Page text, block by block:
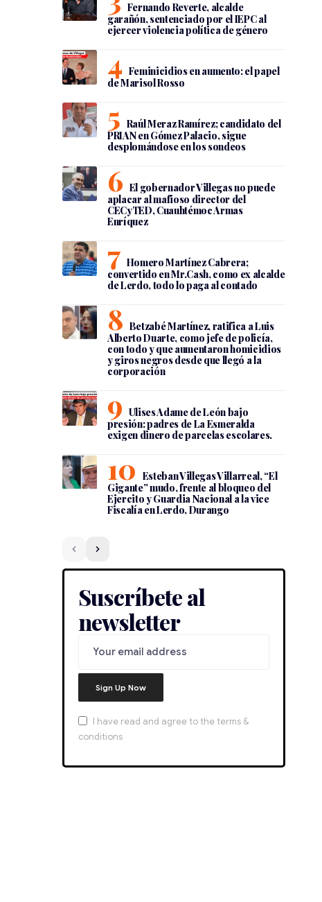
Fernando Reverte, alcalde
garañón, sentenciado por el IEPC al
ejercer violencia política de género
Feminicidios en aumento: el papel
de Marisol Rosso
Raúl Meraz Ramírez; candidato del
PRIAN en Gómez Palacio, sigue
desplomándose en los sondeos
El gobernador Villegas no puede
aplacar al mafioso director del
CECyTED, Cuauhtémoc Armas
Enríquez
Homero Martínez Cabrera;
convertido en Mr.Cash, como ex alcalde
de Lerdo, todo lo paga al contado
Betzabé Martínez, ratifica a Luis
Alberto Duarte, como jefe de policía,
con todo y que aumentaron homicidios
y giros negros desde que llegó a la
corporación
Ulises Adame de León bajo
presión: padres de La Esmeralda
exigen dinero de parcelas escolares.
Esteban Villegas Villarreal, “El
Gigante” mudo, frente al bloqueo del
Ejercito y Guardia Nacional a la vice
Fiscalía en Lerdo, Durango
Suscríbete al
newsletter
I have read and agree to the terms &
conditions